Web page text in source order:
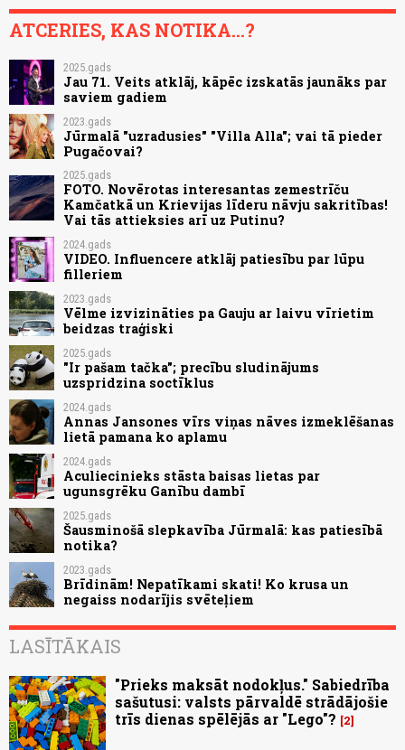
ATCERIES, KAS NOTIKA...?
2025.gads
Jau 71. Veits atklāj, kāpēc izskatās jaunāks par
saviem gadiem
2023.gads
Jūrmalā "uzradusies" "Villa Alla"; vai tā pieder
Pugačovai?
2025.gads
FOTO. Novērotas interesantas zemestrīču
Kamčatkā un Krievijas līderu nāvju sakritības!
Vai tās attieksies arī uz Putinu?
2024.gads
VIDEO. Influencere atklāj patiesību par lūpu
filleriem
2023.gads
Vēlme izvizināties pa Gauju ar laivu vīrietim
beidzas traģiski
2025.gads
"Ir pašam tačka"; precību sludinājums
uzspridzina soctīklus
2024.gads
Annas Jansones vīrs viņas nāves izmeklēšanas
lietā pamana ko aplamu
2024.gads
Aculiecinieks stāsta baisas lietas par
ugunsgrēku Ganību dambī
2025.gads
Šausminošā slepkavība Jūrmalā: kas patiesībā
notika?
2023.gads
Brīdinām! Nepatīkami skati! Ko krusa un
negaiss nodarījis svēteļiem
LASĪTĀKAIS
"Prieks maksāt nodokļus." Sabiedrība
sašutusi: valsts pārvaldē strādājošie
trīs dienas spēlējās ar "Lego"?
2